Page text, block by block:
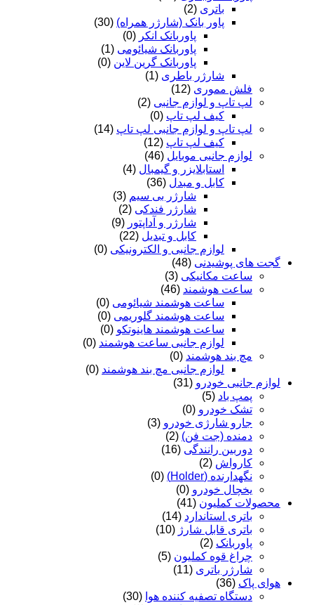
باتری (2)
پاور بانک (شارژر همراه) (30)
پاوربانک انکر (0)
پاوربانک شیائومی (1)
پاوربانک گرین لاین (0)
شارژر باطری (1)
فلش مموری (12)
لپ تاپ و لوازم جانبی (2)
کیف لپ تاپ (0)
لپ تاپ و لوازم جانبی لپ تاپ (14)
کیف لپ تاپ (12)
لوازم جانبی موبایل (46)
استابلایزر و گیمبال (4)
کابل و مبدل (36)
شارژر بی سیم (3)
شارژر فندکی (2)
شارژر و آداپتور (9)
کابل و تبدیل (22)
لوازم جانبی و الکترونیکی (0)
گجت های پوشیدنی (48)
ساعت مکانیکی (3)
ساعت هوشمند (46)
ساعت هوشمند شیائومی (0)
ساعت هوشمند گلوریمی (0)
ساعت هوشمند هاینوتکو (0)
لوازم جانبی ساعت هوشمند (0)
مچ بند هوشمند (0)
لوازم جانبی مچ بند هوشمند (0)
لوازم جانبی خودرو (31)
پمپ باد (5)
تشک خودرو (0)
جارو شارژی خودرو (3)
دمنده (جت فن) (2)
دوربین رانندگی (16)
کارواش (2)
نگهدارنده (Holder)
(0)
یخچال خودرو (0)
محصولات کملیون (41)
باتری استاندارد (14)
باتری قابل شارژ (10)
پاوربانک (2)
چراغ قوه کملیون (5)
شارژر باتری (11)
هوای پاک (36)
دستگاه تصفیه کننده هوا (30)